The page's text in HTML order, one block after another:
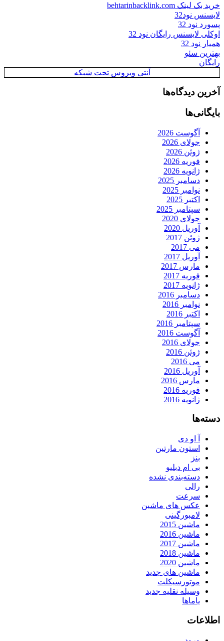
خرید بک لینک behtarinbacklink.com
لایسنس نود32
پسورد نود 32
اوکلی لایسنس رایگان نود 32
همیار نود 32
بهترین سئو
رایگان
آنتی ویروس تحت شبکه
آخرین دیدگاه‌ها
بایگانی‌ها
آگوست 2026
جولای 2026
ژوئن 2026
فوریه 2026
ژانویه 2026
دسامبر 2025
نوامبر 2025
اکتبر 2025
سپتامبر 2025
جولای 2020
آوریل 2020
ژوئن 2017
می 2017
آوریل 2017
مارس 2017
فوریه 2017
ژانویه 2017
دسامبر 2016
نوامبر 2016
اکتبر 2016
سپتامبر 2016
آگوست 2016
جولای 2016
ژوئن 2016
می 2016
آوریل 2016
مارس 2016
فوریه 2016
ژانویه 2016
دسته‌ها
آ او دی
استون مارتین
بنز
بی ام دبلیو
دسته‌بندی نشده
رالی
سرعت
عکس های ماشین
لامبورگینی
ماشین 2015
ماشین 2016
ماشین 2017
ماشین 2018
ماشین 2020
ماشین های جدید
موتورسیکلت
وسیله نقلیه جدید
یاماها
اطلاعات